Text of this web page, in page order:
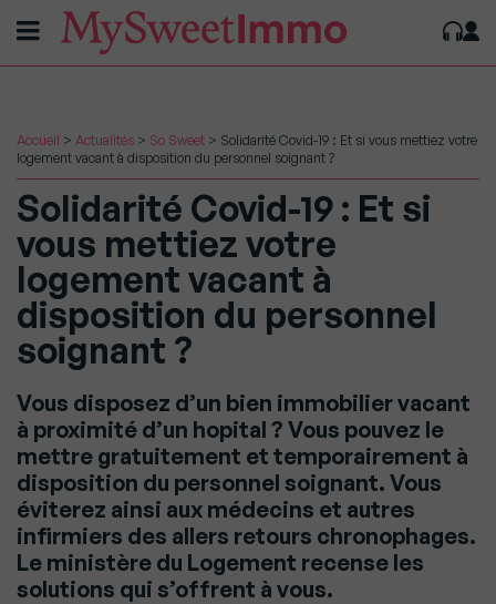
Accueil > Actualités > So Sweet > Solidarité Covid-19 : Et si vous mettiez votre
logement vacant à disposition du personnel soignant ?
Solidarité Covid-19 : Et si
vous mettiez votre
logement vacant à
disposition du personnel
soignant ?
Vous disposez d’un bien immobilier vacant
à proximité d’un hopital ? Vous pouvez le
mettre gratuitement et temporairement à
disposition du personnel soignant. Vous
éviterez ainsi aux médecins et autres
infirmiers des allers retours chronophages.
Le ministère du Logement recense les
solutions qui s’offrent à vous.